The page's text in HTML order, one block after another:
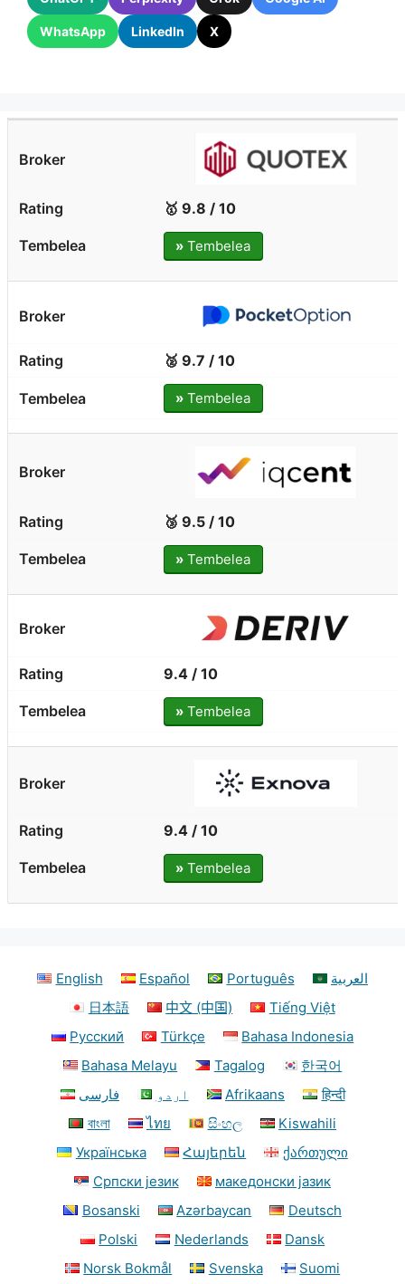
WhatsApp LinkedIn X
🥇 9.8 / 10
» Tembelea
🥈 9.7 / 10
» Tembelea
🥉 9.5 / 10
» Tembelea
9.4 / 10
» Tembelea
9.4 / 10
» Tembelea
English Español Português
العربية
日本語
中文 (中国)
Tiếng Việt
Русский
Türkçe
Bahasa Indonesia
Bahasa Melayu
Tagalog
한국어
فارسی
اردو Afrikaans
हिन्दी
বাংলা
ไทย සිංහල
Kiswahili
Українська
Հայերեն
ქართული
Српски језик
македонски јазик
Bosanski
Azərbaycan
Deutsch
Polski
Nederlands
Dansk
Norsk Bokmål
Svenska Suomi